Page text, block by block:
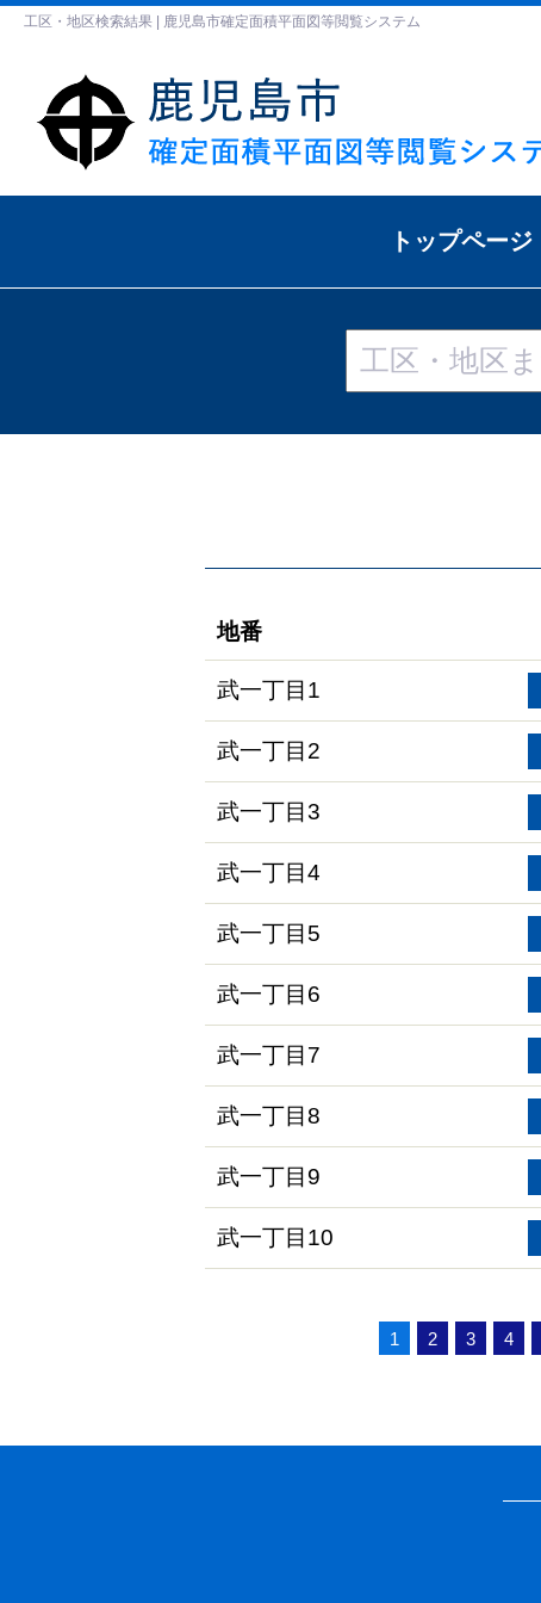
工区・地区検索結果 | 鹿児島市確定面積平面図等閲覧システム
トップページ
地番
武一丁目1
武一丁目2
武一丁目3
武一丁目4
武一丁目5
武一丁目6
武一丁目7
武一丁目8
武一丁目9
武一丁目10
1 2 3 4